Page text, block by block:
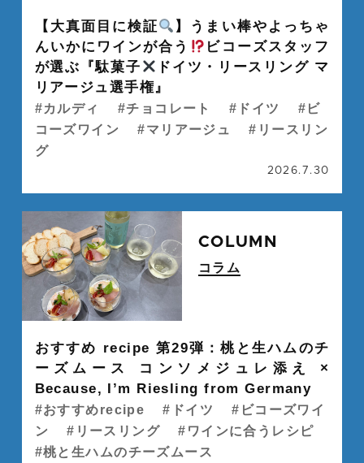
【大真面目に検証
】うまい棒やよっちゃ
んいかにワインが合う
ビコーズスタッフ
が選ぶ『駄菓子
ドイツ・リースリング マ
リアージュ選手権』
カルディ チョコレート ドイツ
ビ
コーズワイン
マリアージュ
リースリン
グ
2026.7.30
COLUMN
コラム
おすすめ recipe 第29弾：桃と生ハムのチ
ーズムース コンソメジュレ添え ×
Because, I’m Riesling from Germany
おすすめrecipe ドイツ
ビコーズワイ
ン
リースリング
ワインに合うレシピ
桃と生ハムのチーズムース